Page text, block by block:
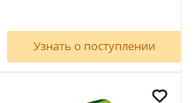
Узнать о поступлении